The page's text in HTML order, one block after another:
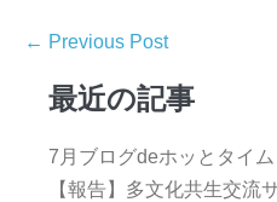
← Previous Post
最近の記事
7月ブログdeホッとタイム
【報告】多文化共生交